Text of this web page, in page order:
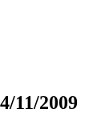
11/2009